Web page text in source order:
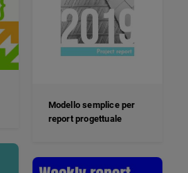
Modello semplice per
report progettuale